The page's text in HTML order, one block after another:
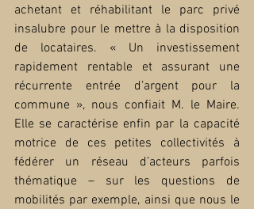
achetant et réhabilitant le parc privé
insalubre pour le mettre à la disposition
de locataires. « Un investissement
rapidement rentable et assurant une
récurrente entrée d’argent pour la
commune », nous confiait M. le Maire.
Elle se caractérise enfin par la capacité
motrice de ces petites collectivités à
fédérer un réseau d’acteurs parfois
thématique – sur les questions de
mobilités par exemple, ainsi que nous le